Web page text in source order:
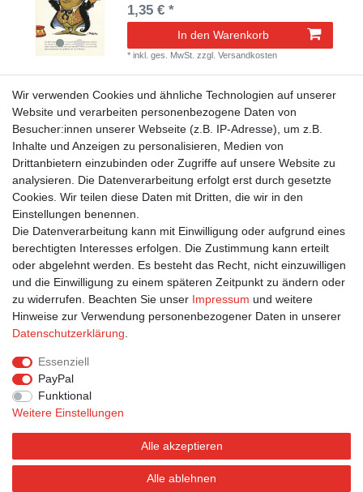
1,35 € *
In den Warenkorb
*inkl. ges. MwSt. zzgl.Versandkosten
Postkarte A6 +++ LUSTIG von modern times +++
SCHEISS DRAUF! +++ WILD THINK
1,35 € *
In den Warenkorb
inkl. ges. MwSt. zzgl.Versandkosten
Bestellung widerrufen
Wir verwenden Cookies und ähnliche Technologien auf unserer
Website und verarbeiten personenbezogene Daten von
Besucher:innen unserer Webseite (z.B. IP-Adresse), um z.B.
Inhalte und Anzeigen zu personalisieren, Medien von
Drittanbietern einzubinden oder Zugriffe auf unsere Website zu
analysieren. Die Datenverarbeitung erfolgt erst durch gesetzte
Cookies. Wir teilen diese Daten mit Dritten, die wir in den
Einstellungen benennen.
Die Datenverarbeitung kann mit Einwilligung oder aufgrund eines
berechtigten Interesses erfolgen. Die Zustimmung kann erteilt
oder abgelehnt werden. Es besteht das Recht, nicht einzuwilligen
und die Einwilligung zu einem späteren Zeitpunkt zu ändern oder
zu widerrufen. Beachten Sie unser Impressum und weitere
Hinweise zur Verwendung personenbezogener Daten in unserer
Daten­schutz­erklärung
Essenziell
PayPal
Funktional
Weitere Einstellungen
Alle akzeptieren
Alle ablehnen